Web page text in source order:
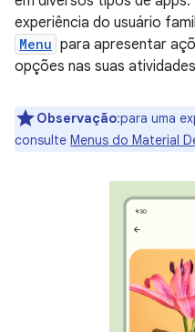
experiência do usuário
Menu para apresentar
opções nas suas
Observação:para uma
consulte Menus do Material